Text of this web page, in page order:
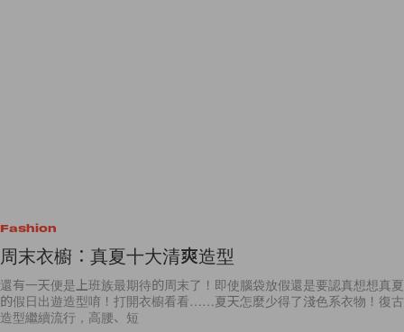
Fashion
周末衣櫥︰真夏十大清爽造型
還有一天便是上班族最期待的周末了！即使腦袋放假還是要認真想想真夏
的假日出遊造型唷！打開衣櫥看看……夏天怎麼少得了淺色系衣物！復古
造型繼續流行，高腰、短